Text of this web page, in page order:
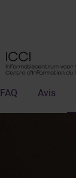
FAQ Avis